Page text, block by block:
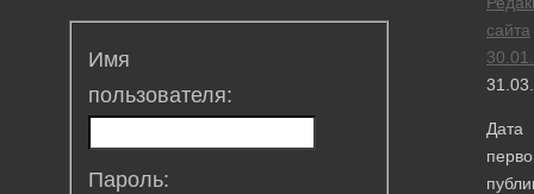
сайта
Дата
Имя
пользователя:
Пароль: